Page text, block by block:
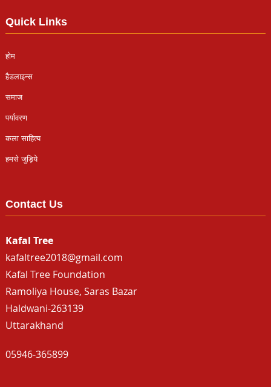
Quick Links
होम
हैडलाइन्स
समाज
पर्यावरण
कला साहित्य
हमसे जुड़िये
Contact Us
Kafal Tree
kafaltree2018@gmail.com
Kafal Tree Foundation
Ramoliya House, Saras Bazar
Haldwani-263139
Uttarakhand
05946-365899